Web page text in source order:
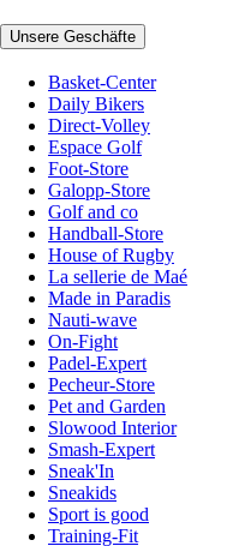
Unsere Geschäfte
Basket-Center
Daily Bikers
Direct-Volley
Espace Golf
Foot-Store
Galopp-Store
Golf and co
Handball-Store
House of Rugby
La sellerie de Maé
Made in Paradis
Nauti-wave
On-Fight
Padel-Expert
Pecheur-Store
Pet and Garden
Slowood Interior
Smash-Expert
Sneak'In
Sneakids
Sport is good
Training-Fit